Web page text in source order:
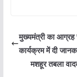
e
b
o
er
मुख्यमंत्री का आग्रह
कार्यक्रम में दी
मशहूर तबला